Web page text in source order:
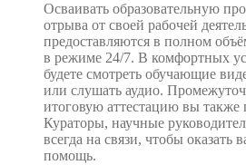
Осваивать образовательную
отрыва от своей рабочей
предоставляются в полном
в режиме 24/7. В комфортных
будете смотреть обучающие
или слушать аудио.
итоговую аттестацию вы также
Кураторы, научные
всегда на связи, чтобы оказать
помощь.